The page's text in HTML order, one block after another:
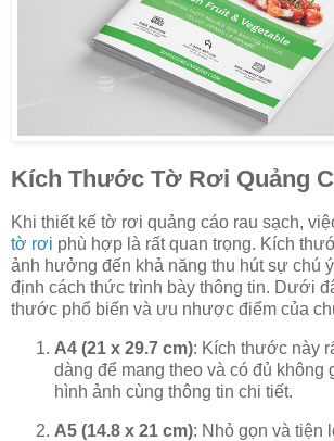
Kích Thước Tờ Rơi Quảng
Khi thiết kế tờ rơi quảng cáo rau sạch,
tờ rơi phù hợp là rất quan trọng. Kích
ảnh hưởng đến khả năng thu hút sự chú
định cách thức trình bày thông tin. Dưới
thước phổ biến và ưu nhược điểm của
A4 (21 x 29.7 cm): Kích thước này
dàng để mang theo và có đủ không
hình ảnh cùng thông tin chi tiết.
A5 (14.8 x 21 cm): Nhỏ gọn và tiện